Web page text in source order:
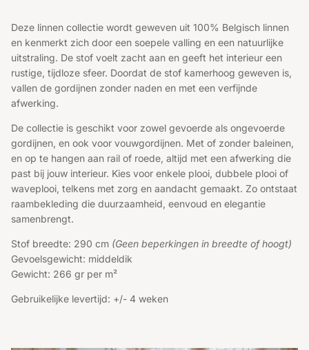
Deze linnen collectie wordt geweven uit 100% Belgisch linnen
en kenmerkt zich door een soepele valling en een natuurlijke
uitstraling. De stof voelt zacht aan en geeft het interieur een
rustige, tijdloze sfeer. Doordat de stof kamerhoog geweven is,
vallen de gordijnen zonder naden en met een verfijnde
afwerking.
De collectie is geschikt voor zowel gevoerde als ongevoerde
gordijnen, en ook voor vouwgordijnen. Met of zonder baleinen,
en op te hangen aan rail of roede, altijd met een afwerking die
past bij jouw interieur. Kies voor enkele plooi, dubbele plooi of
waveplooi, telkens met zorg en aandacht gemaakt. Zo ontstaat
raambekleding die duurzaamheid, eenvoud en elegantie
samenbrengt.
Stof breedte: 290 cm (Geen beperkingen in breedte of hoogt)
Gevoelsgewicht: middeldik
Gewicht: 266 gr per m²
Gebruikelijke levertijd: +/- 4 weken